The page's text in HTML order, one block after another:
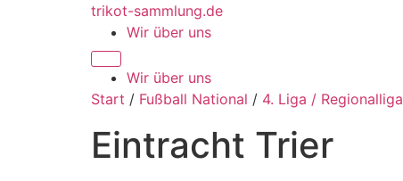
trikot-sammlung.de
Wir über uns
Wir über uns
Start / Fußball National / 4. Liga / Regionalliga
Eintracht Trier